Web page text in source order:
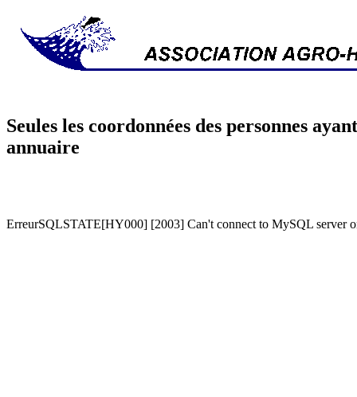
Seules les coordonnées des personnes
annuaire
ErreurSQLSTATE[HY000] [2003] Can't connect to MySQL server